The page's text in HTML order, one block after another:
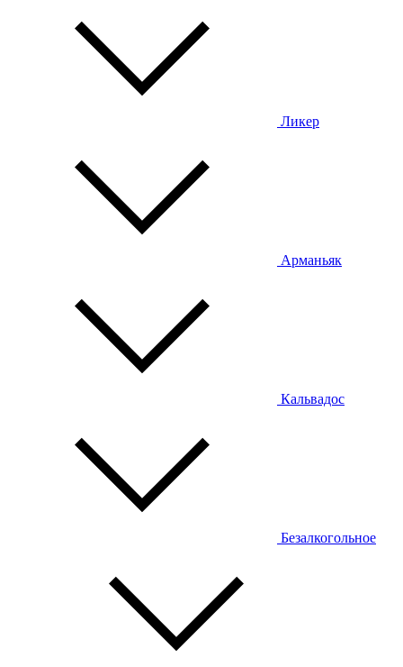
Ликер
Арманьяк
Кальвадос
Безалкогольное